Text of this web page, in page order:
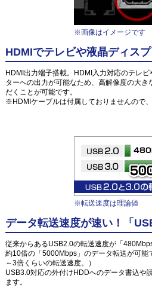
※画像はイメージです
HDMIでテレビや液晶ディス
HDMI出力端子搭載。HDMI入力対応のテレ
ターへの出力が可能なため、高解像度の大
だくことが可能です。
※HDMIケーブルは付属しておりませんので
※転送速度は理論値
データ転送速度が速い！「
従来からあるUSB2.0の転送速度が「
約10倍の「5000Mbps」のデータ転送が可能
～3倍くらいの転送速度。）
USB3.0対応の外付けHDDへのデータ書込や
ます。